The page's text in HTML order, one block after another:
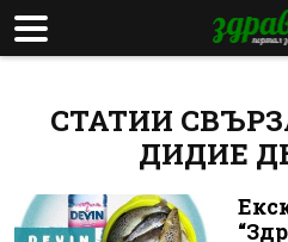
СТАТИИ
ДИДИЕ